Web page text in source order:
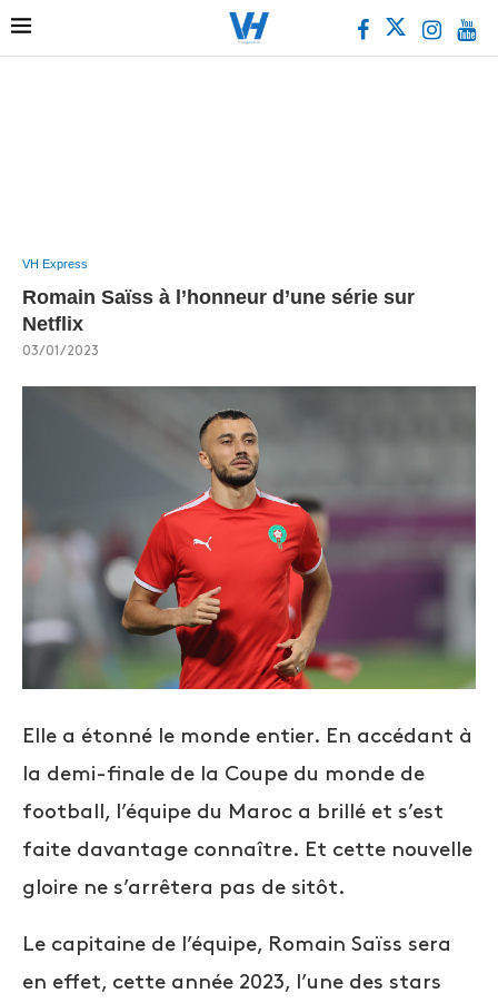
VH Express
Romain Saïss à l’honneur d’une série sur
Netflix
03/01/2023
Elle a étonné le monde entier. En accédant à
la demi-finale de la Coupe du monde de
football, l’équipe du Maroc a brillé et s’est
faite davantage connaître. Et cette nouvelle
gloire ne s’arrêtera pas de sitôt.
Le capitaine de l’équipe, Romain Saïss sera
en effet, cette année 2023, l’une des stars